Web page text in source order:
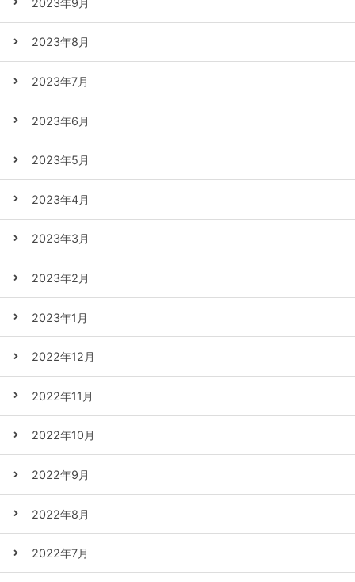
2023年8月
2023年7月
2023年6月
2023年5月
2023年4月
2023年3月
2023年2月
2023年1月
2022年12月
2022年11月
2022年10月
2022年9月
2022年8月
2022年7月